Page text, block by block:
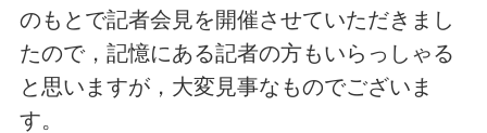
のもとで記者会見を開催させていただきまし
たので，記憶にある記者の方もいらっしゃる
と思いますが，大変見事なものでございま
す。